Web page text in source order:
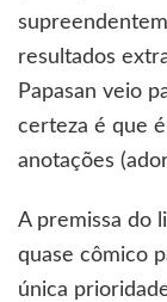
resultados
Papasan veio
certeza é que
anotações
A premissa do
quase cômico
única